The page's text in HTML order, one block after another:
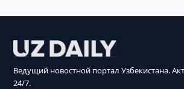
Ведущий новостной портал Узбекистана.
24/7.